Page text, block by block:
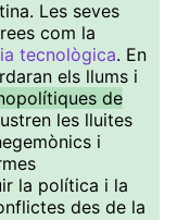
Les seves
com la
tecnològica. En
els llums i
de
les lluites
i
la política i la
des de la